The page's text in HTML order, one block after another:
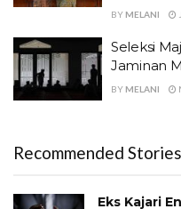
BY MELANI
Seleksi
Jaminan
BY MELANI
Recommended Stories
Eks Kajari